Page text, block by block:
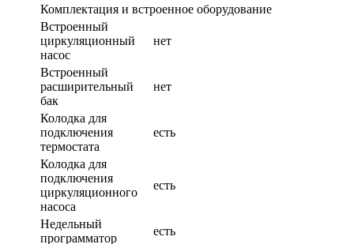
Комплектация и встроенное оборудование
Встроенный
циркуляционный
насос
нет
Встроенный
расширительный
бак
нет
Колодка для
подключения
термостата
есть
Колодка для
подключения
циркуляционного
насоса
есть
Недельный
программатор
есть